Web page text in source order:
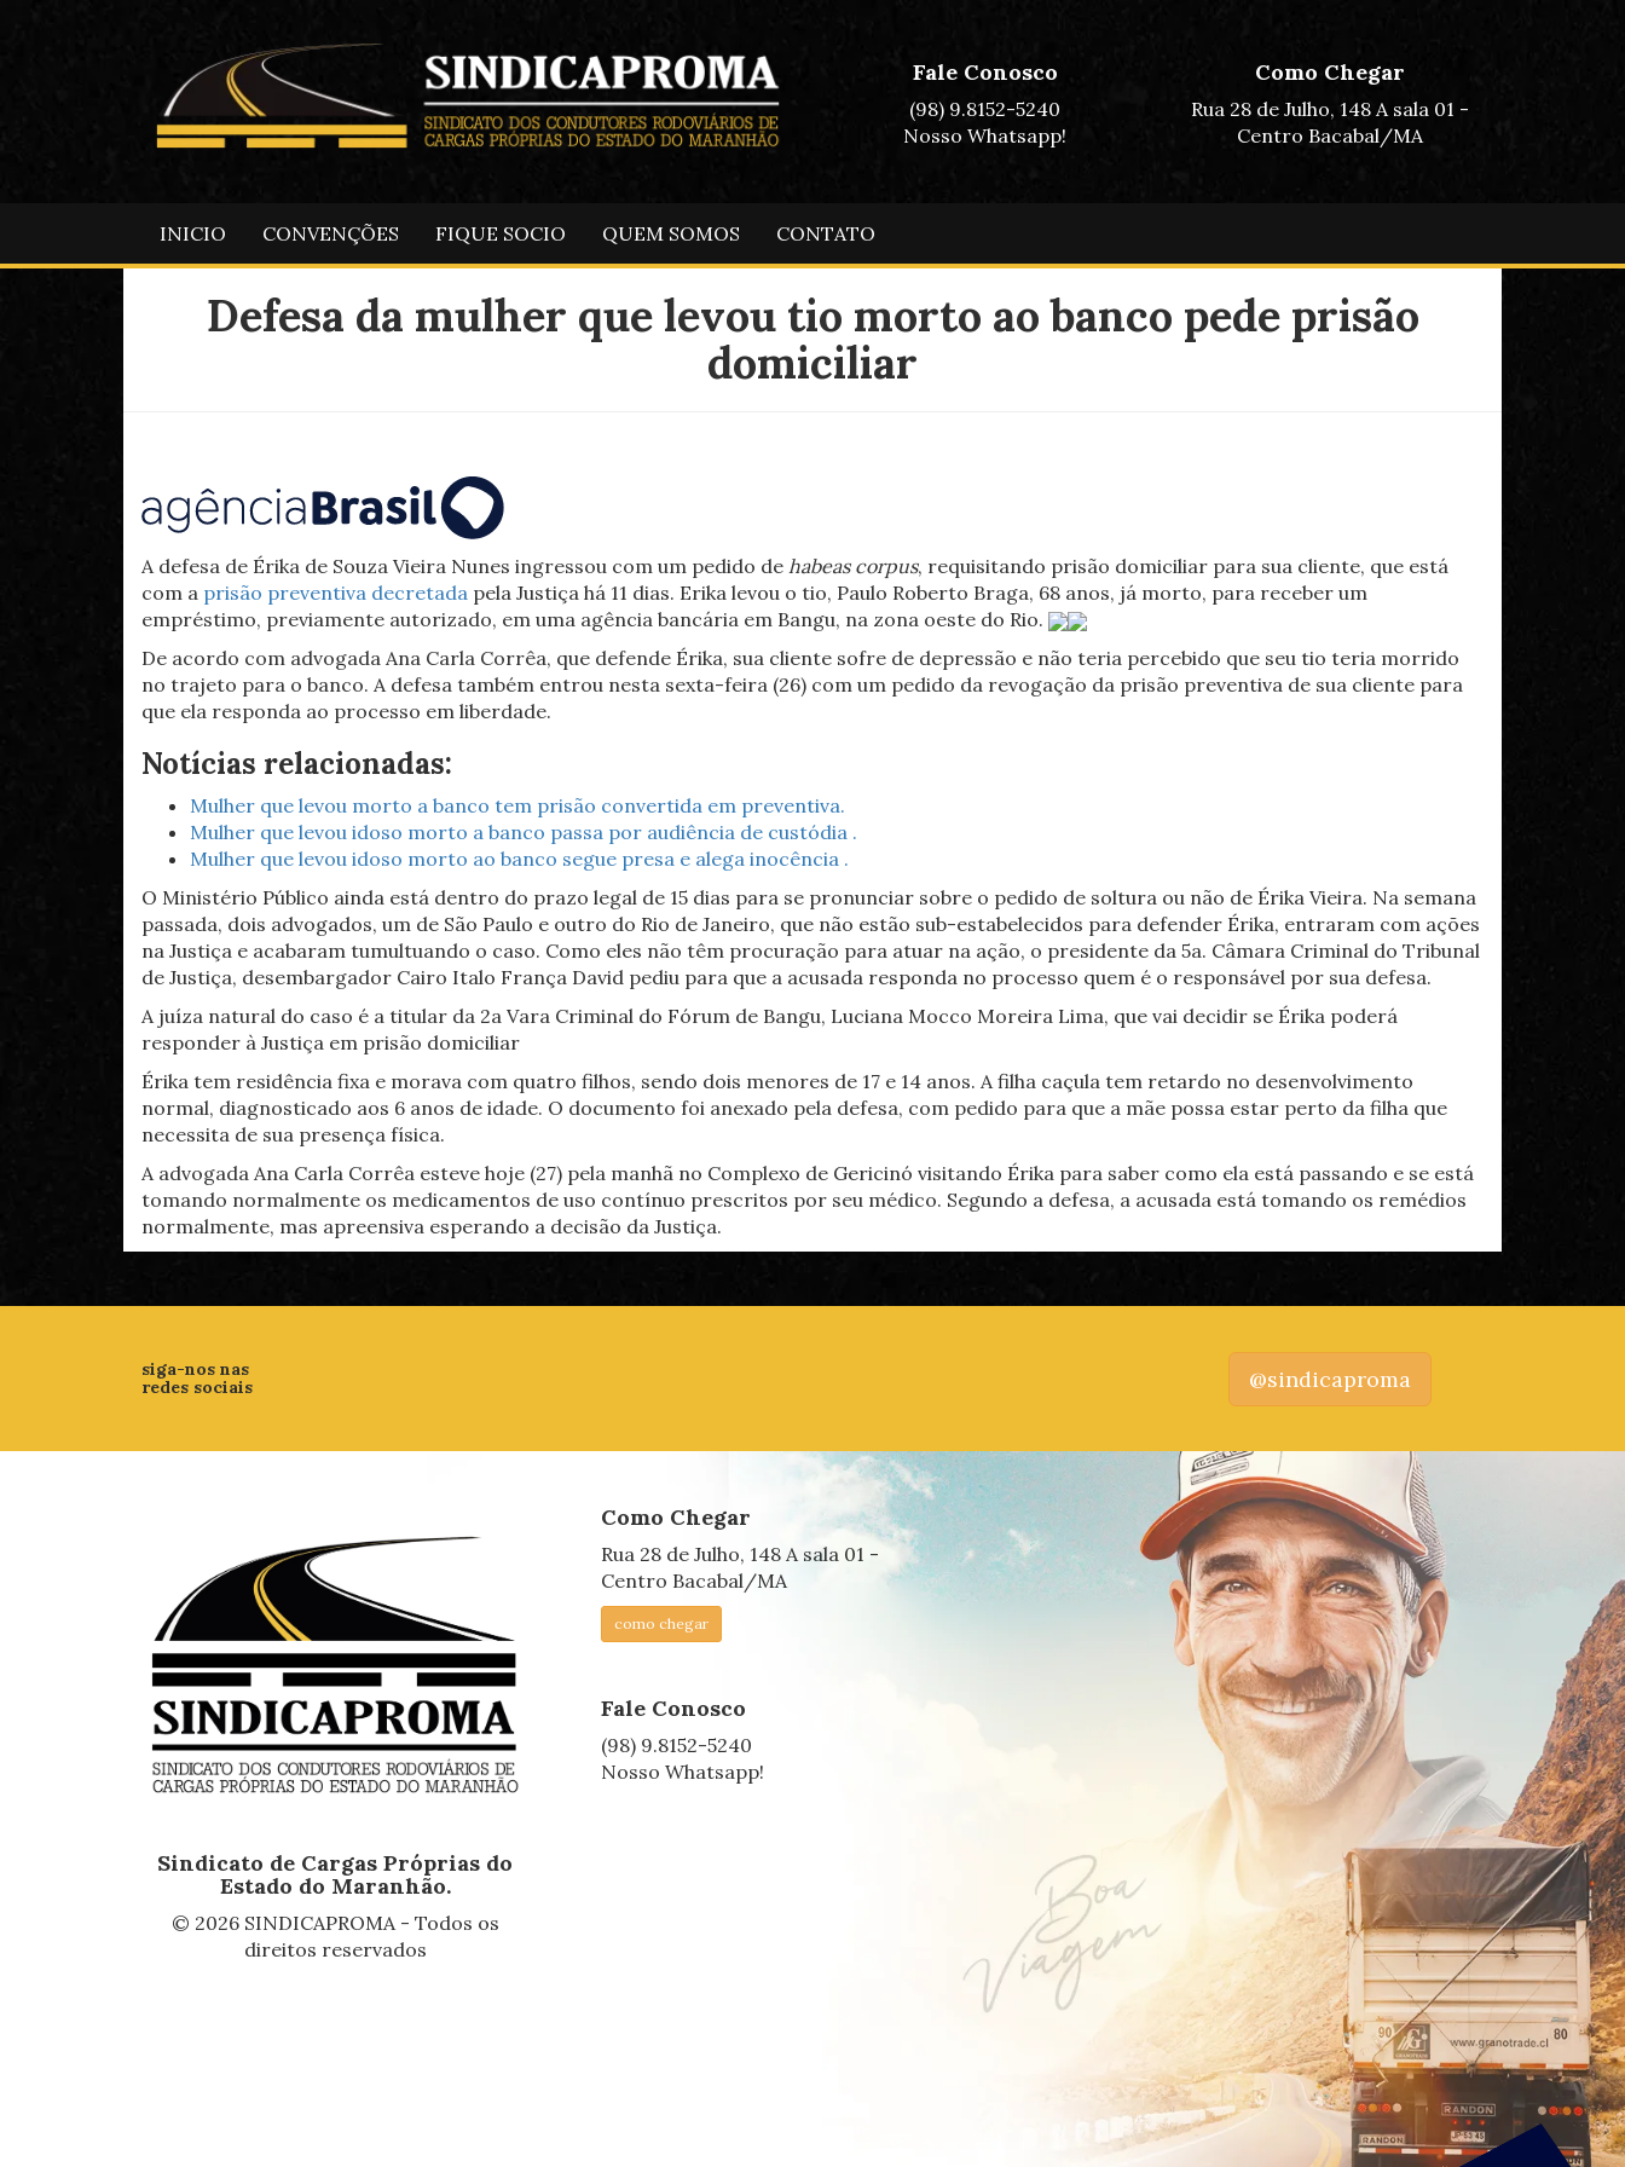
Fale Conosco
(98) 9.8152-5240
Nosso Whatsapp!
Como Chegar
Rua 28 de Julho, 148 A sala 01 -
Centro Bacabal/MA
INICIO CONVENÇÕES FIQUE SOCIO QUEM SOMOS CONTATO
Defesa da mulher que levou tio morto ao banco pede prisão
domiciliar
A defesa de Érika de Souza Vieira Nunes ingressou com um pedido de habeas corpus, requisitando prisão domiciliar para sua cliente, que está
com a prisão preventiva decretada pela Justiça há 11 dias. Erika levou o tio, Paulo Roberto Braga, 68 anos, já morto, para receber um
empréstimo, previamente autorizado, em uma agência bancária em Bangu, na zona oeste do Rio.
De acordo com advogada Ana Carla Corrêa, que defende Érika, sua cliente sofre de depressão e não teria percebido que seu tio teria morrido
no trajeto para o banco. A defesa também entrou nesta sexta-feira (26) com um pedido da revogação da prisão preventiva de sua cliente para
que ela responda ao processo em liberdade.
Notícias relacionadas:
Mulher que levou morto a banco tem prisão convertida em preventiva.
Mulher que levou idoso morto a banco passa por audiência de custódia .
Mulher que levou idoso morto ao banco segue presa e alega inocência .
O Ministério Público ainda está dentro do prazo legal de 15 dias para se pronunciar sobre o pedido de soltura ou não de Érika Vieira. Na semana
passada, dois advogados, um de São Paulo e outro do Rio de Janeiro, que não estão sub-estabelecidos para defender Érika, entraram com ações
na Justiça e acabaram tumultuando o caso. Como eles não têm procuração para atuar na ação, o presidente da 5a. Câmara Criminal do Tribunal
de Justiça, desembargador Cairo Italo França David pediu para que a acusada responda no processo quem é o responsável por sua defesa.
A juíza natural do caso é a titular da 2a Vara Criminal do Fórum de Bangu, Luciana Mocco Moreira Lima, que vai decidir se Érika poderá
responder à Justiça em prisão domiciliar
Érika tem residência fixa e morava com quatro filhos, sendo dois menores de 17 e 14 anos. A filha caçula tem retardo no desenvolvimento
normal, diagnosticado aos 6 anos de idade. O documento foi anexado pela defesa, com pedido para que a mãe possa estar perto da filha que
necessita de sua presença física.
A advogada Ana Carla Corrêa esteve hoje (27) pela manhã no Complexo de Gericinó visitando Érika para saber como ela está passando e se está
tomando normalmente os medicamentos de uso contínuo prescritos por seu médico. Segundo a defesa, a acusada está tomando os remédios
normalmente, mas apreensiva esperando a decisão da Justiça.
siga-nos nas
redes sociais
@sindicaproma
Sindicato de Cargas Próprias do
Estado do Maranhão.
© 2026 SINDICAPROMA - Todos os
direitos reservados
Como Chegar
Rua 28 de Julho, 148 A sala 01 -
Centro Bacabal/MA
como chegar
Fale Conosco
(98) 9.8152-5240
Nosso Whatsapp!